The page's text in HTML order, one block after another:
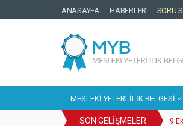
ANASAYFA HABERLER SORU
MESLEKI YETERLILIK BELGESI
SON GELIŞMELER 9